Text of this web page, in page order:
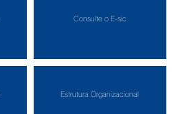
Consulte o E-sic
Estrutura Organizacional